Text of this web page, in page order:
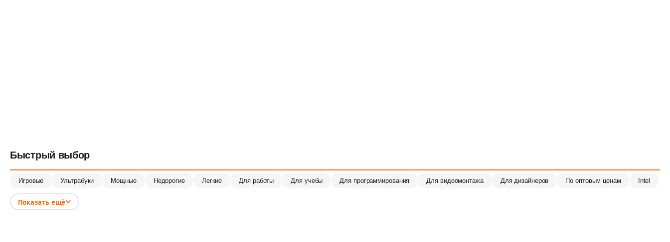
Быстрый выбор
Игровые Ультрабуки Мощные Недорогие Легкие Для работы Для учебы Для программирования Для видеомонтажа Для дизайнеров По оптовым ценам Intel
Показать ещё